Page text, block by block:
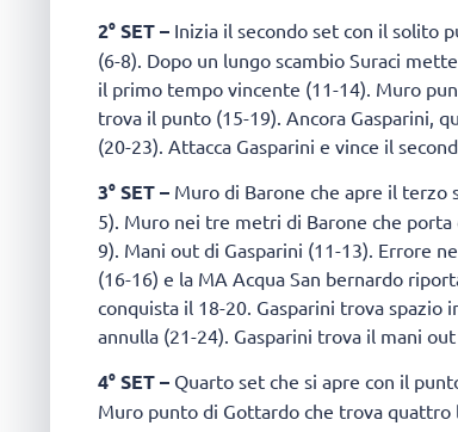
2° SET – Inizia il secondo set con il solito
(6-8). Dopo un lungo scambio Suraci
il primo tempo vincente (11-14). Muro
trova il punto (15-19). Ancora Gasparini,
(20-23). Attacca Gasparini e vince il
3° SET – Muro di Barone che apre il terzo
5). Muro nei tre metri di Barone che
9). Mani out di Gasparini (11-13). Errore
(16-16) e la MA Acqua San bernardo
conquista il 18-20. Gasparini trova
annulla (21-24). Gasparini trova il mani
4° SET – Quarto set che si apre con il
Muro punto di Gottardo che trova